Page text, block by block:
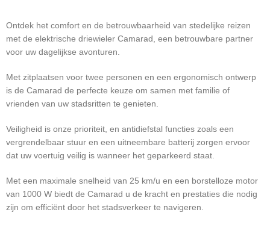
Ontdek het comfort en de betrouwbaarheid van stedelijke reizen
met de elektrische driewieler Camarad, een betrouwbare partner
voor uw dagelijkse avonturen.
Met zitplaatsen voor twee personen en een ergonomisch ontwerp
is de Camarad de perfecte keuze om samen met familie of
vrienden van uw stadsritten te genieten.
Veiligheid is onze prioriteit, en antidiefstal functies zoals een
vergrendelbaar stuur en een uitneembare batterij zorgen ervoor
dat uw voertuig veilig is wanneer het geparkeerd staat.
Met een maximale snelheid van 25 km/u en een borstelloze motor
van 1000 W biedt de Camarad u de kracht en prestaties die nodig
zijn om efficiënt door het stadsverkeer te navigeren.